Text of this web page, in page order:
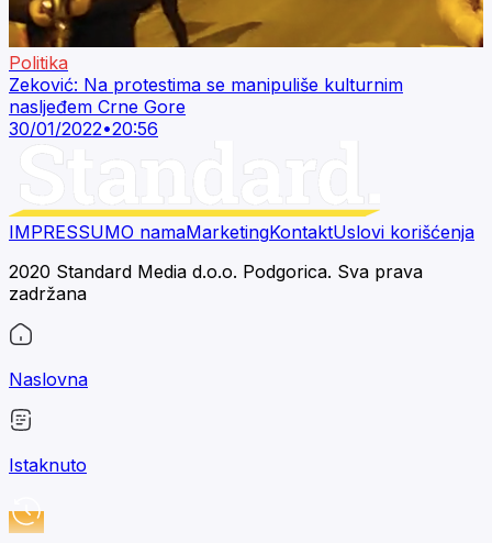
Politika
Zeković: Na protestima se manipuliše kulturnim
nasljeđem Crne Gore
30/01/2022•20:56
IMPRESSUMO namaMarketingKontaktUslovi korišćenja
2020 Standard Media d.o.o. Podgorica. Sva prava
zadržana
Naslovna
Istaknuto